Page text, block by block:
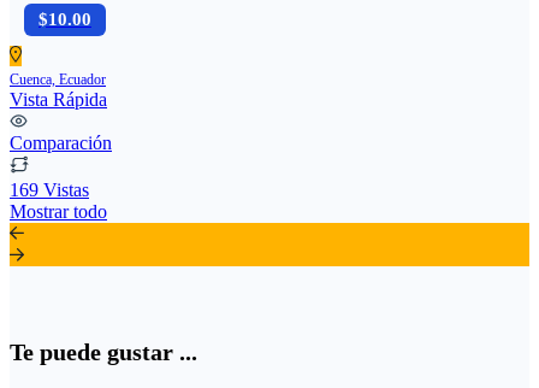
$10.00
Cuenca, Ecuador
Vista Rápida
Comparación
169 Vistas
Mostrar todo
Te puede gustar ...